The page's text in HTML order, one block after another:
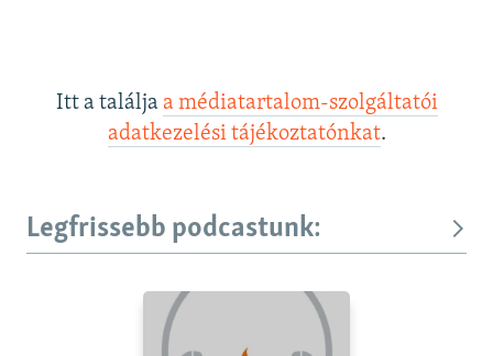
Itt a találja a médiatartalom-szolgáltatói
adatkezelési tájékoztatónkat.
Legfrissebb podcastunk: